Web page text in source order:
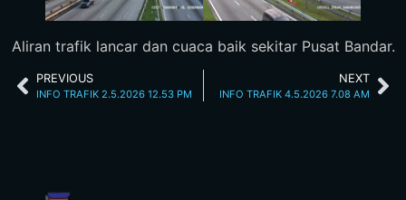
Aliran trafik lancar dan cuaca baik sekitar Pusat Bandar.
PREVIOUS
INFO TRAFIK 2.5.2026 12.53 PM
NEXT
INFO TRAFIK 4.5.2026 7.08 AM